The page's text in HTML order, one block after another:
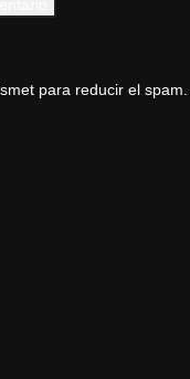
para reducir el spam.